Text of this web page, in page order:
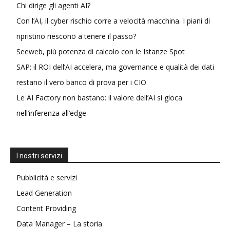
Chi dirige gli agenti AI?
Con l’AI, il cyber rischio corre a velocità macchina. I piani di
ripristino riescono a tenere il passo?
Seeweb, più potenza di calcolo con le Istanze Spot
SAP: il ROI dell’AI accelera, ma governance e qualità dei dati
restano il vero banco di prova per i CIO
Le AI Factory non bastano: il valore dell’AI si gioca
nell’inferenza all’edge
I nostri servizi
Pubblicità e servizi
Lead Generation
Content Providing
Data Manager – La storia